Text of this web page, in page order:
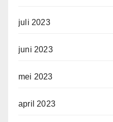
juli 2023
juni 2023
mei 2023
april 2023